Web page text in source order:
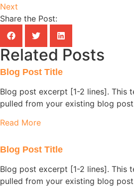
Next
Share the Post:
Related Posts
Blog Post Title
Blog post excerpt [1-2 lines]. This
pulled from your existing blog
Read More
Blog Post Title
Blog post excerpt [1-2 lines]. This
pulled from your existing blog